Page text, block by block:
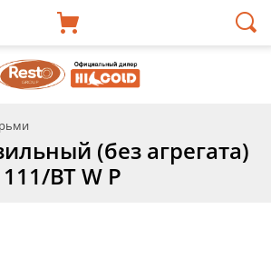
(без агрегата)
BT W P